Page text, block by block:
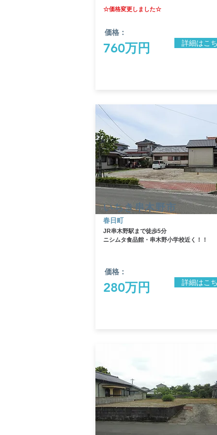
☆価格変更しました☆
価格：
760万円 詳細はこ
​いちき串木野市
春日町
JR串木野駅まで徒歩5分
​ニシムタ食品館・串木野小学校近く！！
価格：
280万円 詳細はこ